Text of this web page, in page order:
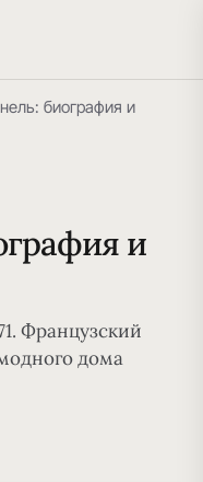
биография и
и
Французский
дома